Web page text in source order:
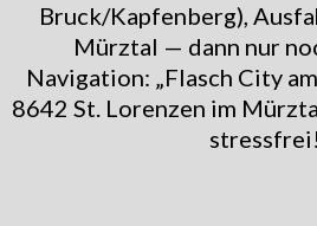
Bruck/Kapfenberg),
Mürztal — dann nur
Navigation: „Flasch City
8642 St. Lorenzen im
stressfrei!